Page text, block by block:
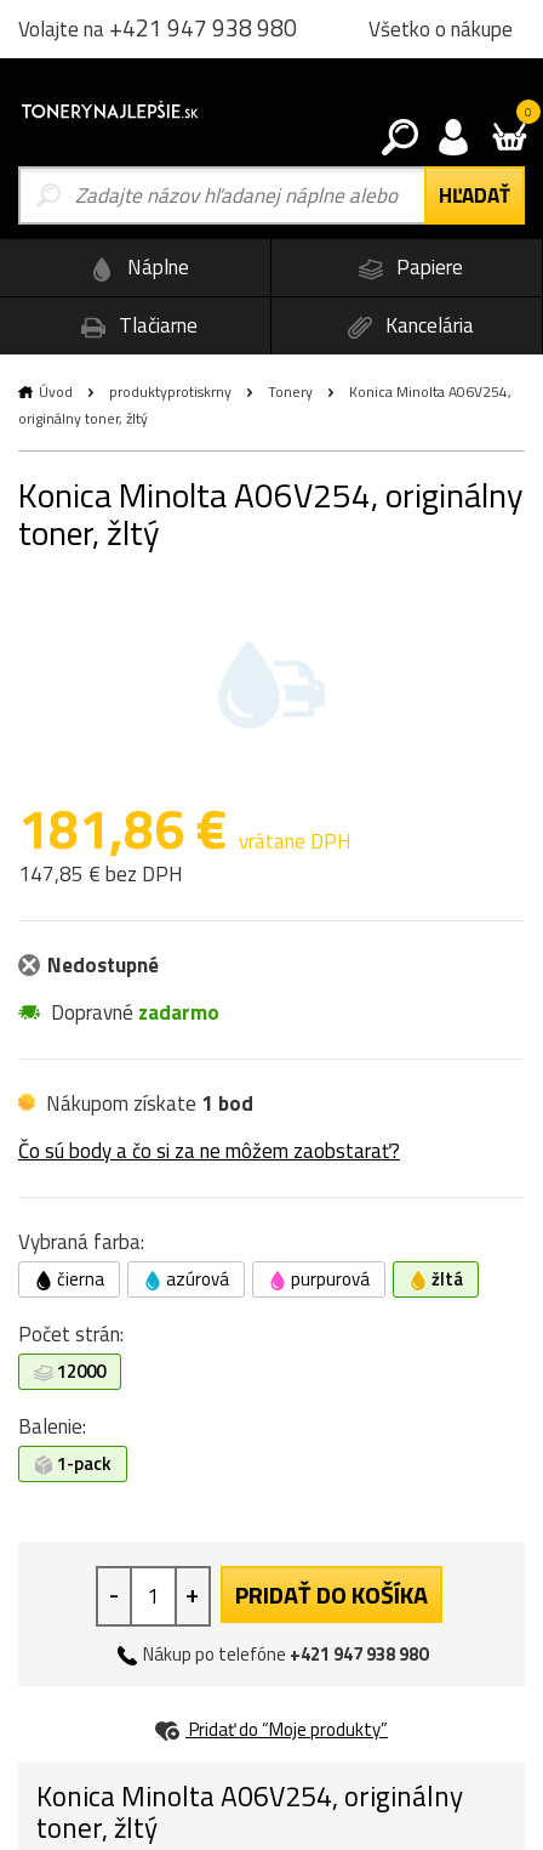
Volajte na+421 947 938 980 Všetko o nákupe
0
Náplne
Papiere
Tlačiarne
Kancelária
Úvod produktyprotiskrny Tonery
Konica Minolta A06V254,
originálny toner, žltý
Konica Minolta A06V254, originálny
toner, žltý
181,86 € vrátane DPH
147,85 € bez DPH
Nedostupné
Dopravné zadarmo
Nákupom získate 1 bod
Čo sú body a čo si za ne môžem zaobstarať?
Vybraná farba:
čierna azúrová purpurová žltá
Počet strán:
12000
Balenie:
1-pack
- + PRIDAŤ DO KOŠÍKA
Nákup po telefóne +421 947 938 980
Pridať do “Moje produkty”
Konica Minolta A06V254, originálny
toner, žltý